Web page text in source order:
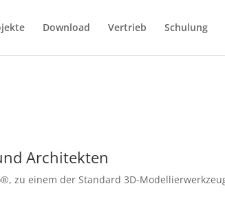
Download Vertrieb Schulung
Architekten
zu einem der Standard 3D-